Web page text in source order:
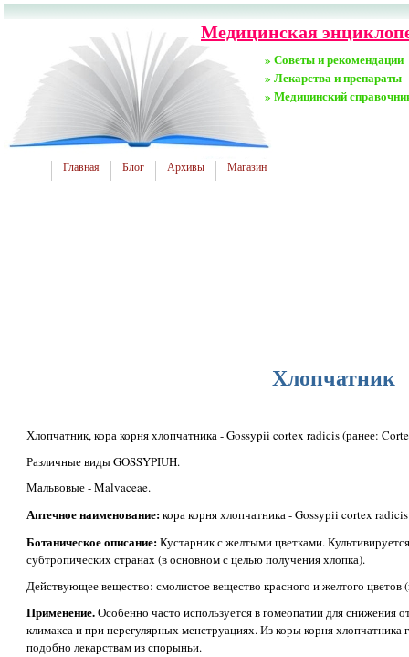
Медицинская
» Советы и рекомендации
» Лекарства и препараты
» Медицинский
Главная Блог Архивы Магазин
Хлопчатник
Хлопчатник, кора корня хлопчатника - Gossypii cortex radicis (ранее:
Различные виды GOSSYPIUH.
Мальвовые - Malvaceae.
Аптечное наименование:кора корня хлопчатника - Gossypii cortex
Ботаническое описание:Кустарник с желтыми цветками.
субтропических странах (в основном с целью получения хлопка).
Действующее вещество: смолистое вещество красного и желтого цветов
Применение.Особенно часто используется в гомеопатии для снижения
климакса и при нерегулярных менструациях. Из коры корня
подобно лекарствам из спорыньи.